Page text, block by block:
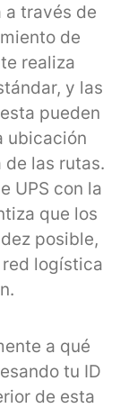
a través de
de
realiza
y las
pueden
ubicación
las rutas.
UPS con la
que los
posible,
logística
a qué
tu ID
de esta